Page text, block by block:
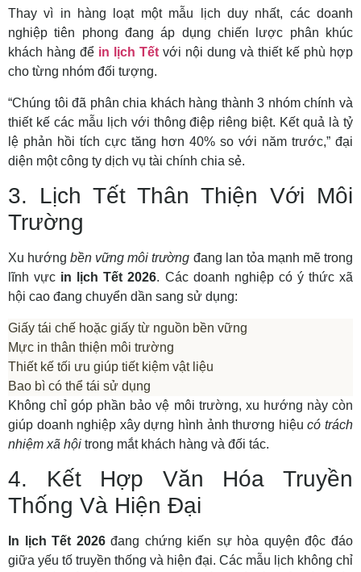
Thay vì in hàng loạt một mẫu lịch duy nhất, các doanh
nghiệp tiên phong đang áp dụng chiến lược phân khúc
khách hàng để in lịch Tết với nội dung và thiết kế phù hợp
cho từng nhóm đối tượng.
“Chúng tôi đã phân chia khách hàng thành 3 nhóm chính và
thiết kế các mẫu lịch với thông điệp riêng biệt. Kết quả là tỷ
lệ phản hồi tích cực tăng hơn 40% so với năm trước,” đại
diện một công ty dịch vụ tài chính chia sẻ.
3. Lịch Tết Thân Thiện Với Môi
Trường
Xu hướngbền vững môi trường đang lan tỏa mạnh mẽ trong
lĩnh vực in lịch Tết 2026. Các doanh nghiệp có ý thức xã
hội cao đang chuyển dần sang sử dụng:
Giấy tái chế hoặc giấy từ nguồn bền vững
Mực in thân thiện môi trường
Thiết kế tối ưu giúp tiết kiệm vật liệu
Bao bì có thể tái sử dụng
Không chỉ góp phần bảo vệ môi trường, xu hướng này còn
giúp doanh nghiệp xây dựng hình ảnh thương hiệucó trách
nhiệm xã hội trong mắt khách hàng và đối tác.
4. Kết Hợp Văn Hóa Truyền
Thống Và Hiện Đại
In lịch Tết 2026đang chứng kiến sự hòa quyện độc đáo
giữa yếu tố truyền thống và hiện đại. Các mẫu lịch không chỉ